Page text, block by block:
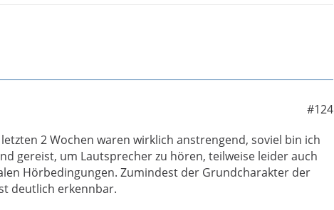
#124
2 Wochen waren wirklich anstrengend, soviel bin ich
gereist, um Lautsprecher zu hören, teilweise leider auch
Hörbedingungen. Zumindest der Grundcharakter der
deutlich erkennbar.